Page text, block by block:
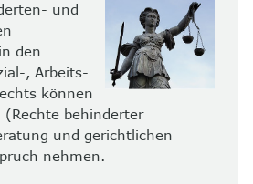
und
den
, Arbeits-
können
(Rechte behinderter
und gerichtlichen
nehmen.